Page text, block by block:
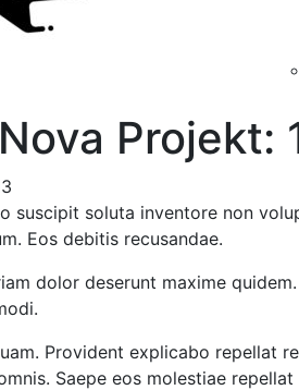
Projekt:
suscipit soluta inventore non
Eos debitis recusandae.
dolor deserunt maxime
Provident explicabo repellat
Saepe eos molestiae